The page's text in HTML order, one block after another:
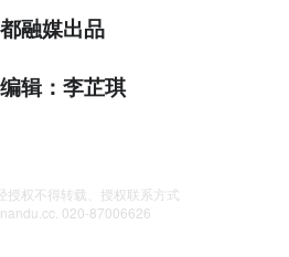
融媒出品
辑：李芷琪
授权不得转载、授权联系方式
020-87006626